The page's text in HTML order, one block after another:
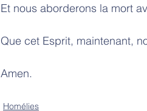
Et nous aborderons la mort
Que cet Esprit, maintenant,
Amen.
Homélies